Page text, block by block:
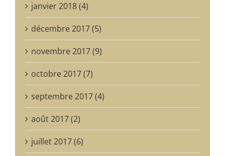
janvier 2018 (4)
décembre 2017 (5)
novembre 2017 (9)
octobre 2017 (7)
septembre 2017 (4)
août 2017 (2)
juillet 2017 (6)